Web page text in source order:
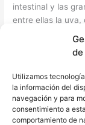
Utilizamos
la información del
navegación y para
consentimiento a
comportamiento de
intestinal y las
entre ellas la uva,
con moderación
intolerancia a la
relación entre la
algunas de sus